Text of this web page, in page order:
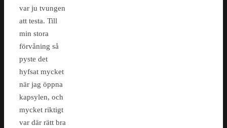
var ju tvungen
att testa. Till
min stora
förvåning så
pyste det
hyfsat mycket
när jag öppna
kapsylen, och
mycket riktigt
var där rätt bra